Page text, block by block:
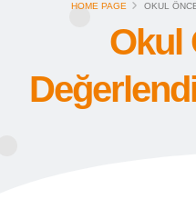
HOME PAGE OKUL
Okul